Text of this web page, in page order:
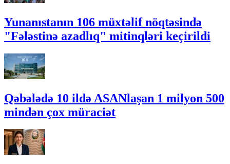
Yunanıstanın 106 müxtəlif nöqtəsində
"Fələstinə azadlıq" mitinqləri keçirildi
Qəbələdə 10 ildə ASANlaşan 1 milyon 500
mindən çox müraciət